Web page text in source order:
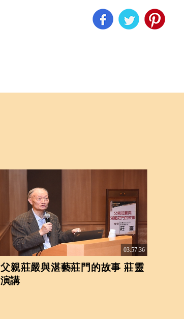
03:57:36
父親莊嚴與湛藝莊門的故事 莊靈
演講